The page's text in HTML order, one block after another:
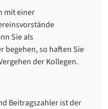
mit einer
Sie als
begehen, so haften Sie
der Kollegen.
Beitragszahler ist der